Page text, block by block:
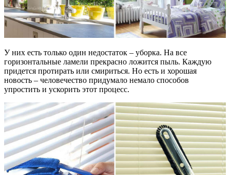
У них есть только один недостаток – уборка. На все
горизонтальные ламели прекрасно ложится пыль. Каждую
придется протирать или смириться. Но есть и хорошая
новость – человечество придумало немало способов
упростить и ускорить этот процесс.